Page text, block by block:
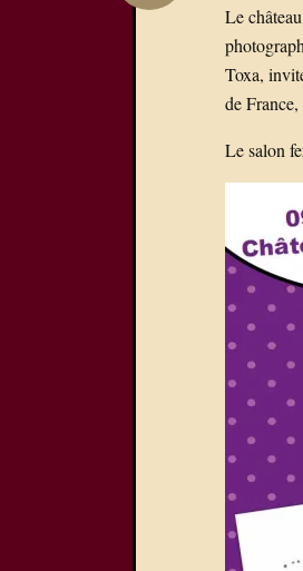
Le
Toxa,
de
Le salon